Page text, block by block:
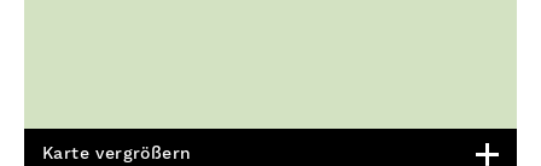
Karte vergrößern